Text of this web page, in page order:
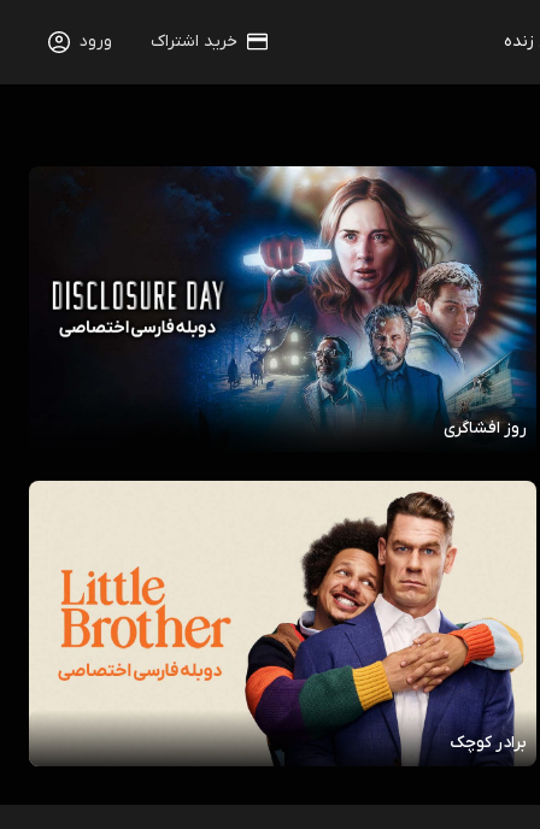
زنده خرید اشتراک ورود
روز افشاگری
برادر کوچک